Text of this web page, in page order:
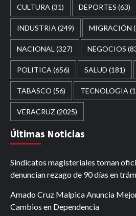
CULTURA (31) DEPORTES (63)
INDUSTRIA (249) MIGRACIÓN
NACIONAL (327) NEGOCIOS
POLITICA (656) SALUD (181)
TABASCO (56) TECNOLOGIA
VERACRUZ (2025)
Últimas Noticias
Sindicatos magisteriales toman
denuncian rezago de 90 días en
Amado Cruz Malpica Anuncia
Cambios en Dependencia